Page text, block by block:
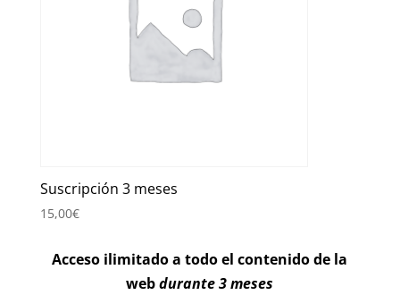
Suscripción 3 meses
15,00€
Acceso ilimitado a todo el contenido de la
webdurante 3 meses